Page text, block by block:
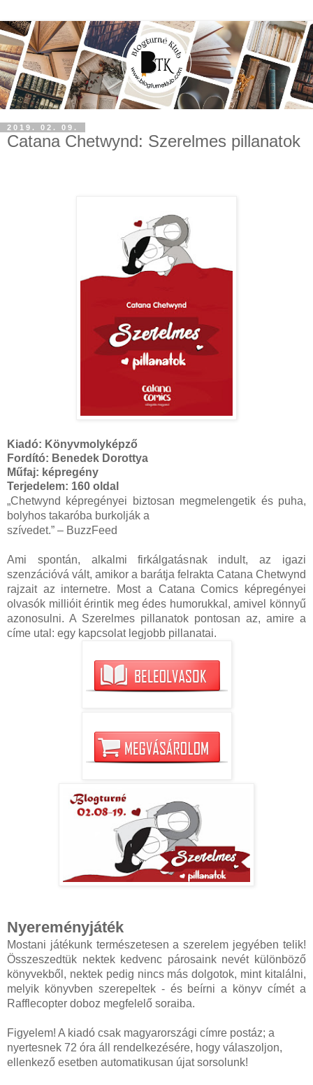
2019. 02. 09.
Catana Chetwynd: Szerelmes pillanatok
Kiadó: Könyvmolyképző
Fordító: Benedek Dorottya
Műfaj: képregény
Terjedelem: 160 oldal
„Chetwynd képregényei biztosan megmelengetik és puha,
bolyhos takaróba burkolják a
szívedet.” – BuzzFeed
Ami spontán, alkalmi firkálgatásnak indult, az igazi
szenzációvá vált, amikor a barátja felrakta Catana Chetwynd
rajzait az internetre. Most a Catana Comics képregényei
olvasók millióit érintik meg édes humorukkal, amivel könnyű
azonosulni. A Szerelmes pillanatok pontosan az, amire a
címe utal: egy kapcsolat legjobb pillanatai.
Nyereményjáték
Mostani játékunk természetesen a szerelem jegyében telik!
Összeszedtük nektek kedvenc párosaink nevét különböző
könyvekből, nektek pedig nincs más dolgotok, mint kitalálni,
melyik könyvben szerepeltek - és beírni a könyv címét a
Rafflecopter doboz megfelelő soraiba.
Figyelem! A kiadó csak magyarországi címre postáz; a
nyertesnek 72 óra áll rendelkezésére, hogy válaszoljon,
ellenkező esetben automatikusan újat sorsolunk!